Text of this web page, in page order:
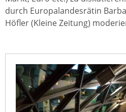
durch Europalandesrätin
Höfler (Kleine Zeitung)